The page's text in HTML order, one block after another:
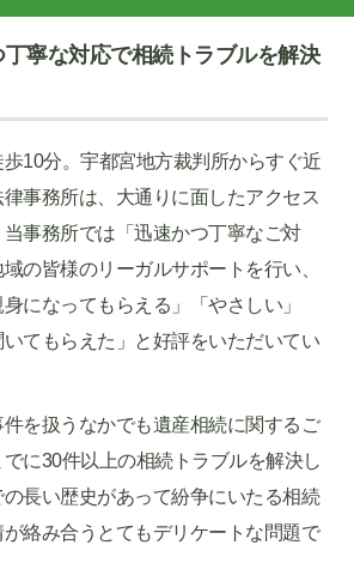
寧な対応で相続トラブルを解決
10分。宇都宮地方裁判所からすぐ近
事務所は、大通りに面したアクセス
事務所では「迅速かつ丁寧なご対
の皆様のリーガルサポートを行い、
になってもらえる」「やさしい」
いてもらえた」と好評をいただいてい
を扱うなかでも遺産相続に関するご
に30件以上の相続トラブルを解決し
長い歴史があって紛争にいたる相続
絡み合うとてもデリケートな問題で